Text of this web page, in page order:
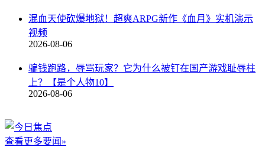
混血天使砍爆地狱！超爽ARPG新作《血月》实机演示
视频
2026-08-06
骗钱跑路，辱骂玩家？它为什么被钉在国产游戏耻辱柱
上？【是个人物10】
2026-08-06
查看更多要闻»